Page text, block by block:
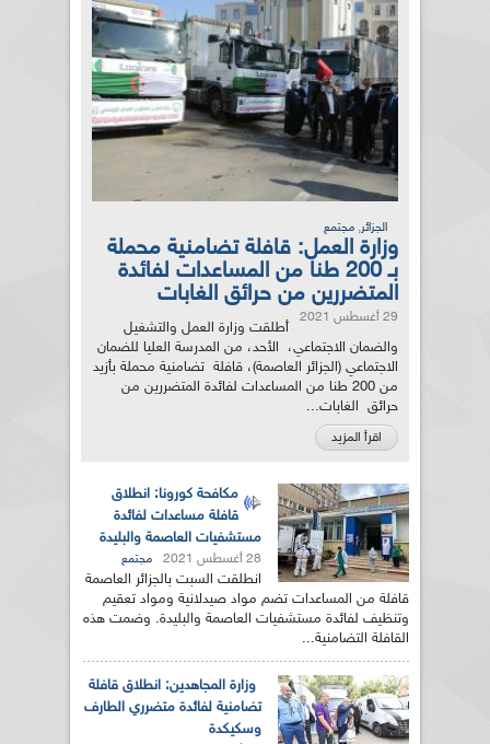
الجزائر, مجتمع
وزارة العمل: قافلة تضامنية محملة
بـ 200 طنا من المساعدات لفائدة
المتضررين من حرائق الغابات
29 أغسطس 2021
أطلقت وزارة العمل والتشغيل
والضمان الاجتماعي، الأحد، من المدرسة العليا للضمان
الاجتماعي (الجزائر العاصمة)، قافلة تضامنية محملة بأزيد
من 200 طنا من المساعدات لفائدة المتضررين من
حرائق الغابات...
اقرأ المزيد
مكافحة كورونا: انطلاق
قافلة مساعدات لفائدة
مستشفيات العاصمة والبليدة
28 أغسطس 2021 مجتمع
انطلقت السبت بالجزائر العاصمة
قافلة من المساعدات تضم مواد صيدلانية ومواد تعقيم
وتنظيف لفائدة مستشفيات العاصمة والبليدة. وضمت هذه
القافلة التضامنية...
وزارة المجاهدين: انطلاق قافلة
تضامنية لفائدة متضرري الطارف
وسكيكدة